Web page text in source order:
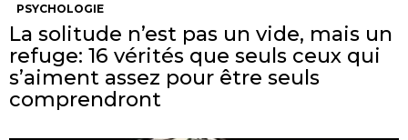
PSYCHOLOGIE
La solitude n’est pas un vide, mais un
refuge: 16 vérités que seuls ceux qui
s’aiment assez pour être seuls
comprendront